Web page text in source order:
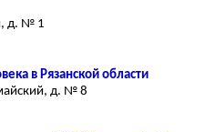
д. № 1
в Рязанской области
д. № 8